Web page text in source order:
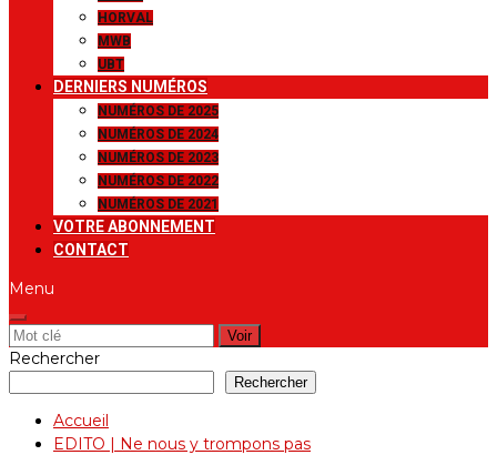
HORVAL
MWB
UBT
DERNIERS NUMÉROS
NUMÉROS DE 2025
NUMÉROS DE 2024
NUMÉROS DE 2023
NUMÉROS DE 2022
NUMÉROS DE 2021
VOTRE ABONNEMENT
CONTACT
Menu
Rechercher:
Rechercher
Rechercher
Accueil
EDITO | Ne nous y trompons pas